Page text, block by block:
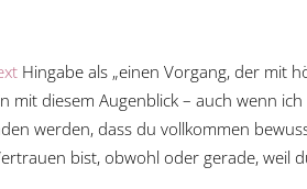
Hingabe als „einen Vorgang, der mit
mit diesem Augenblick – auch wenn
werden, dass du vollkommen
bist, obwohl oder gerade, weil